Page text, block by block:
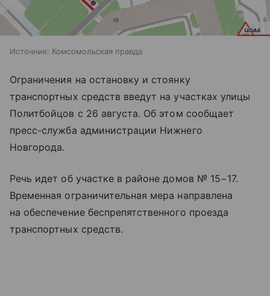
Источник: Комсомольская правда
Ограничения на остановку и стоянку
транспортных средств введут на участках улицы
Политбойцов с 26 августа. Об этом сообщает
пресс-служба администрации Нижнего
Новгорода.
Речь идет об участке в районе домов № 15−17.
Временная ограничительная мера направлена
на обеспечение беспрепятственного проезда
транспортных средств.